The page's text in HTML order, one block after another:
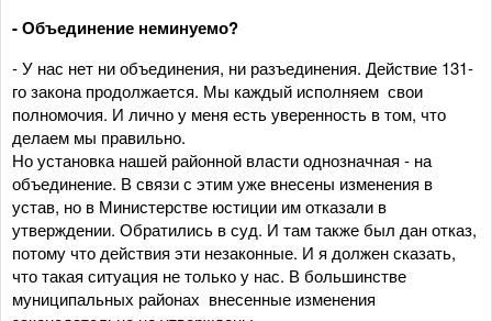
- Объединение неминуемо?
- У нас нет ни объединения, ни разъединения. Действие 131-
го закона продолжается. Мы каждый исполняем свои
полномочия. И лично у меня есть уверенность в том, что
делаем мы правильно.
Но установка нашей районной власти однозначная - на
объединение. В связи с этим уже внесены изменения в
устав, но в Министерстве юстиции им отказали в
утверждении. Обратились в суд. И там также был дан отказ,
потому что действия эти незаконные. И я должен сказать,
что такая ситуация не только у нас. В большинстве
муниципальных районах внесенные изменения